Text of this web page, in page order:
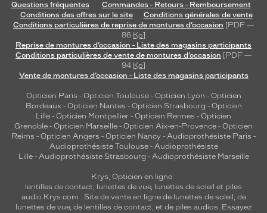
Questions fréquentes
Commandes - Retours - Remboursement
Conditions des offres sur le site
Conditions générales de vente
Conditions particulières de reprise de montures d’occasion [PDF —
86 Ko]
Reprise de montures d’occasion - Liste des magasins participants
Conditions particulières de vente de montures d’occasion [PDF —
94 Ko]
Vente de montures d’occasion - Liste des magasins participants
Opticien Paris - Opticien Toulouse- Opticien Lyon - Opticien
Bordeaux- Opticien Nantes - Opticien Strasbourg - Opticien
Lille - Opticien Montpellier - Opticien Rennes - Opticien
Grenoble - Opticien Marseille - Opticien Aix-en-Provence - Opticien
Reims - Opticien Angers - Opticien Nancy - Audioprothésiste Paris -
Audioprothésiste Toulouse- Audioprothésiste
Lille- Audioprothésiste Strasbourg - Audioprothésiste Marseille
Krys, Opticien en ligne :
lentilles de contact, lunettes de vue, lunettes de soleil et piles
audio Krys.com : Site de vente en ligne de lunettes de soleil, de
lunettes de vue, de lentilles de contact, et de piles audios. Essayez